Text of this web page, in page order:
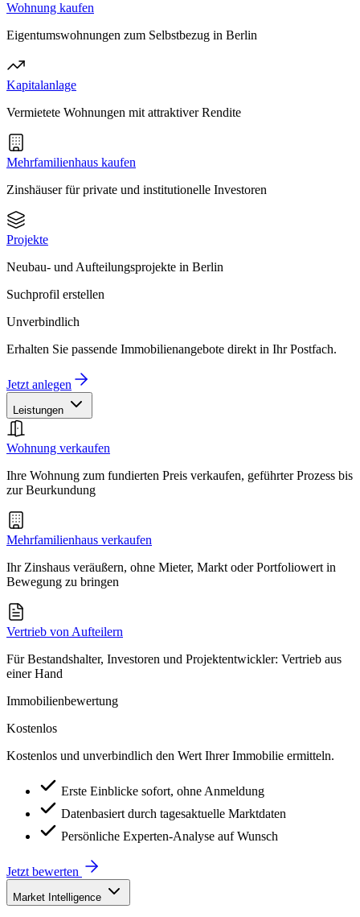
Wohnung kaufen
Eigentumswohnungen zum Selbstbezug in Berlin
Kapitalanlage
Vermietete Wohnungen mit attraktiver Rendite
Mehrfamilienhaus kaufen
Zinshäuser für private und institutionelle Investoren
Projekte
Neubau- und Aufteilungsprojekte in Berlin
Suchprofil erstellen
Unverbindlich
Erhalten Sie passende Immobilienangebote direkt in Ihr Postfach.
Jetzt anlegen
Leistungen
Wohnung verkaufen
Ihre Wohnung zum fundierten Preis verkaufen, geführter Prozess bis
zur Beurkundung
Mehrfamilienhaus verkaufen
Ihr Zinshaus veräußern, ohne Mieter, Markt oder Portfoliowert in
Bewegung zu bringen
Vertrieb von Aufteilern
Für Bestandshalter, Investoren und Projektentwickler: Vertrieb aus
einer Hand
Immobilienbewertung
Kostenlos
Kostenlos und unverbindlich den Wert Ihrer Immobilie ermitteln.
Erste Einblicke sofort, ohne Anmeldung
Datenbasiert durch tagesaktuelle Marktdaten
Persönliche Experten-Analyse auf Wunsch
Jetzt bewerten
Market Intelligence